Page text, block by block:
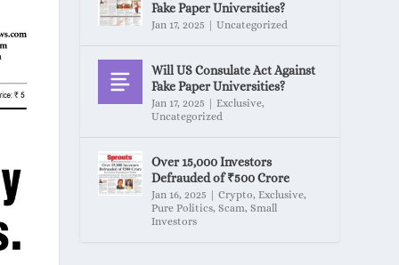
Fake Paper Universities?
Jan 17, 2025 |Uncategorized
Will US Consulate Act Against
Fake Paper Universities?
Jan 17, 2025 |Exclusive,
Uncategorized
Over 15,000 Investors
Defrauded of ₹500 Crore
Jan 16, 2025 |Crypto,Exclusive,
Pure Politics,Scam,Small
Investors